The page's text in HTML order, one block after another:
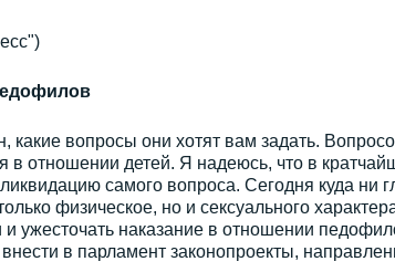
вопросы они хотят вам задать.
в отношении детей. Я надеюсь, что в
самого вопроса. Сегодня куда ни
физическое, но и сексуального
и ужесточать наказание в отношении
в парламент законопроекты,